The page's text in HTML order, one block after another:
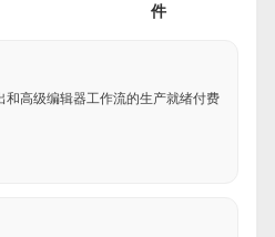
件
和高级编辑器工作流的生产就绪付费